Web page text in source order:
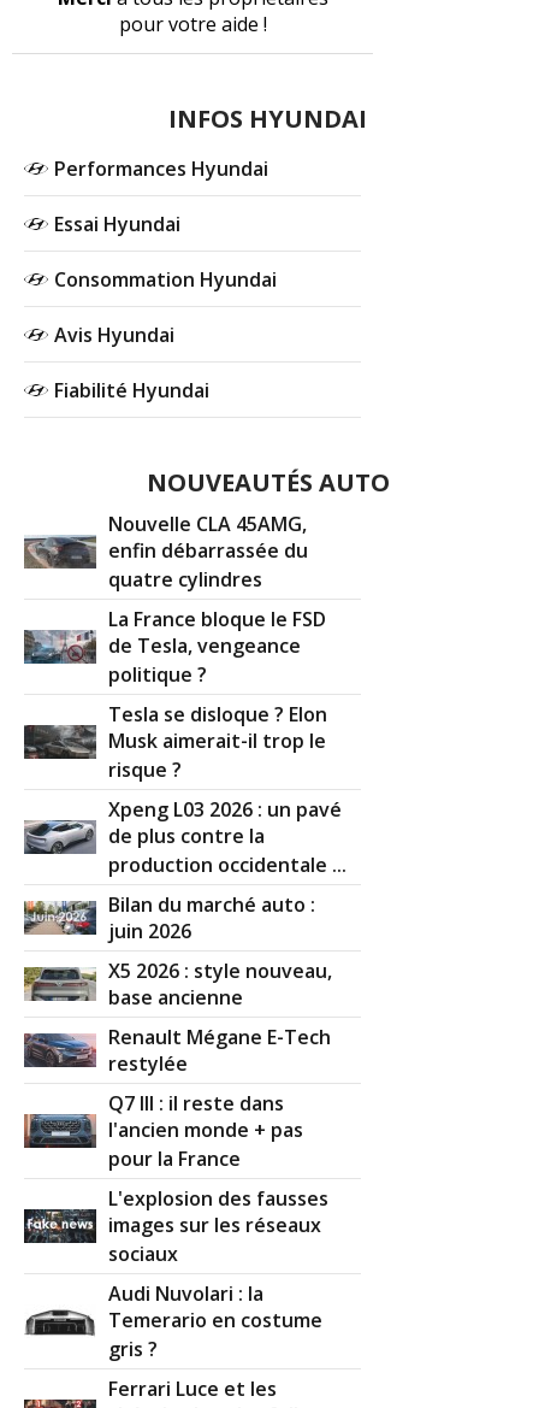
pour votre aide !
INFOS HYUNDAI
Performances Hyundai
Essai Hyundai
Consommation Hyundai
Avis Hyundai
Fiabilité Hyundai
NOUVEAUTÉS AUTO
Nouvelle CLA 45AMG,
enfin débarrassée du
quatre cylindres
La France bloque le FSD
de Tesla, vengeance
politique ?
Tesla se disloque ? Elon
Musk aimerait-il trop le
risque ?
Xpeng L03 2026 : un pavé
de plus contre la
production occidentale ...
Bilan du marché auto :
juin 2026
X5 2026 : style nouveau,
base ancienne
Renault Mégane E-Tech
restylée
Q7 III : il reste dans
l'ancien monde + pas
pour la France
L'explosion des fausses
images sur les réseaux
sociaux
Audi Nuvolari : la
Temerario en costume
gris ?
Ferrari Luce et les